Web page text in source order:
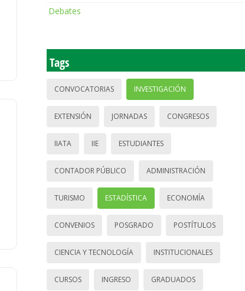
Debates
Tags
CONVOCATORIAS INVESTIGACIÓN
EXTENSIÓN JORNADAS CONGRESOS
IIATA IIE ESTUDIANTES
CONTADOR PÚBLICO ADMINISTRACIÓN
TURISMO ESTADÍSTICA ECONOMÍA
CONVENIOS POSGRADO POSTÍTULOS
CIENCIA Y TECNOLOGÍA INSTITUCIONALES
CURSOS INGRESO GRADUADOS